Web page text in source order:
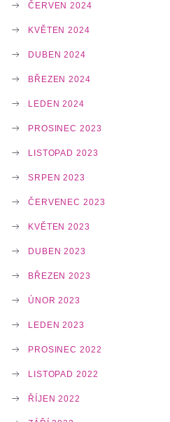
ČERVEN 2024
KVĚTEN 2024
DUBEN 2024
BŘEZEN 2024
LEDEN 2024
PROSINEC 2023
LISTOPAD 2023
SRPEN 2023
ČERVENEC 2023
KVĚTEN 2023
DUBEN 2023
BŘEZEN 2023
ÚNOR 2023
LEDEN 2023
PROSINEC 2022
LISTOPAD 2022
ŘÍJEN 2022